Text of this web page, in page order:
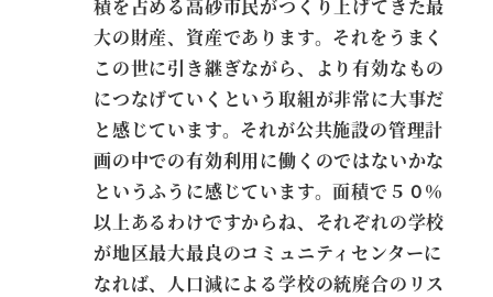
積を占める高砂市民がつくり上げてきた最
大の財産、資産であります。それをうまく
この世に引き継ぎながら、より有効なもの
につなげていくという取組が非常に大事だ
と感じています。それが公共施設の管理計
画の中での有効利用に働くのではないかな
というふうに感じています。面積で５０％
以上あるわけですからね、それぞれの学校
が地区最大最良のコミュニティセンターに
なれば、人口減による学校の統廃合のリス